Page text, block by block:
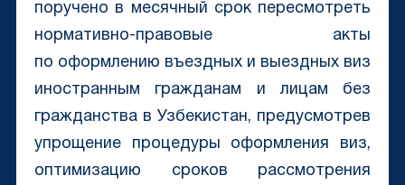
поручено в месячный срок пересмотреть
нормативно-правовые акты
по оформлению въездных и выездных виз
иностранным гражданам и лицам без
гражданства в Узбекистан, предусмотрев
упрощение процедуры оформления виз,
оптимизацию сроков рассмотрения